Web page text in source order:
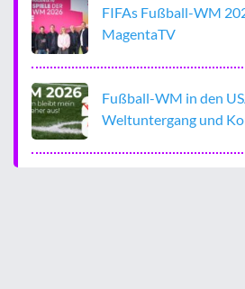
FIFAs Fußball-WM
MagentaTV
Fußball-WM in den
Weltuntergang und